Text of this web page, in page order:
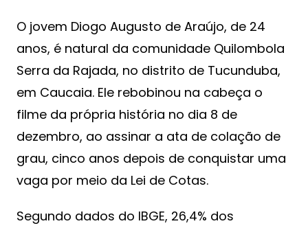
O jovem Diogo Augusto de Araújo, de 24
anos, é natural da comunidade Quilombola
Serra da Rajada, no distrito de Tucunduba,
em Caucaia. Ele rebobinou na cabeça o
filme da própria história no dia 8 de
dezembro, ao assinar a ata de colação de
grau, cinco anos depois de conquistar uma
vaga por meio da Lei de Cotas.
Segundo dados do IBGE, 26,4% dos